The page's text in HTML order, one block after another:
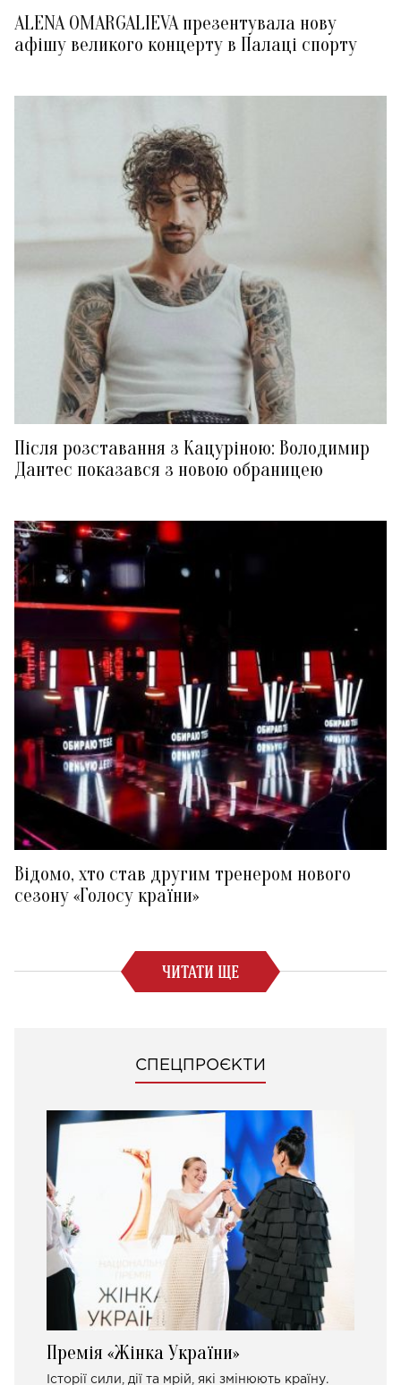
ALENA OMARGALIEVA презентувала нову
афішу великого концерту в Палаці спорту
Після розставання з Кацуріною: Володимир
Дантес показався з новою обраницею
Відомо, хто став другим тренером нового
сезону «Голосу країни»
ЧИТАТИ ЩЕ
СПЕЦПРОЄКТИ
Премія «Жінка України»
Історії сили, дії та мрій, які змінюють країну.